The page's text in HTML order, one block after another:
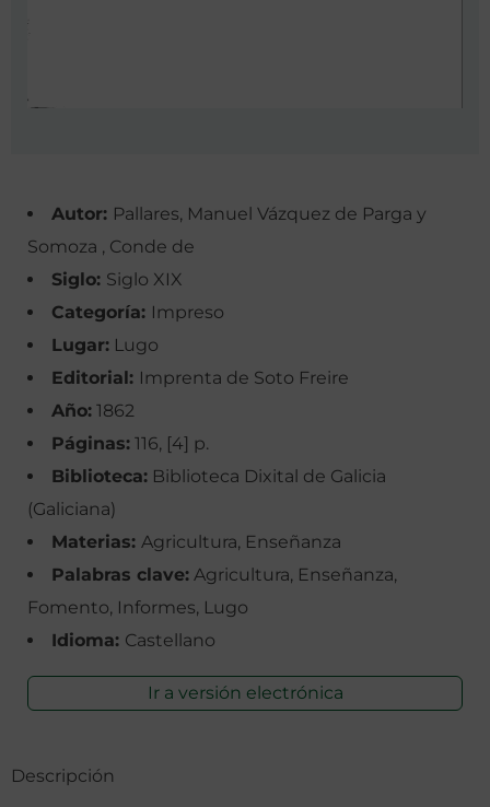
Autor: Pallares, Manuel Vázquez de Parga y
Somoza , Conde de
Siglo: Siglo XIX
Categoría: Impreso
Lugar: Lugo
Editorial: Imprenta de Soto Freire
Año: 1862
Páginas: 116, [4] p.
Biblioteca: Biblioteca Dixital de Galicia
(Galiciana)
Materias: Agricultura, Enseñanza
Palabras clave: Agricultura, Enseñanza,
Fomento, Informes, Lugo
Idioma: Castellano
Ir a versión electrónica
Descripción